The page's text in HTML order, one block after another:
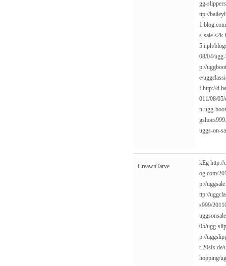
gg-
ttp://
s-sale s2k
5.i.ph/
08/04/
p://
e/
f http://
011/08/
n-ugg-
uggs-on-
CreawnTarve kEg http://
og.com/
p://
ttp://
s999/
05/ugg-
p://
t.20six.de/
hopping/